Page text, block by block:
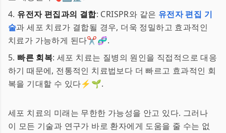
4. 유전자 편집과의 결합: CRISPR와 같은 유전자 편집 기
술과 세포 치료가 결합될 경우, 더욱 정밀하고 효과적인
치료가 가능하게 된다✂️🧬.
5. 빠른 회복: 세포 치료는 질병의 원인을 직접적으로 대응
하기 때문에, 전통적인 치료법보다 더 빠르고 효과적인 회
복을 기대할 수 있다⚡️🌱.
세포 치료의 미래는 무한한 가능성을 안고 있다. 그러나
이 모든 기술과 연구가 바로 환자에게 도움을 줄 수는 없